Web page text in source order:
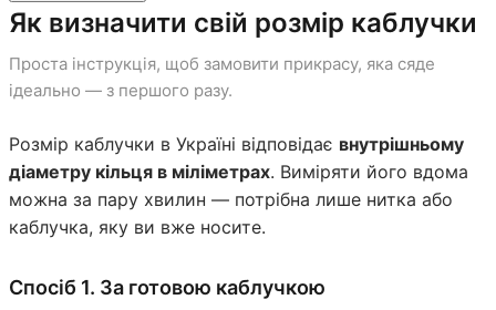
Як визначити свій розмір каблучки
Проста інструкція, щоб замовити прикрасу, яка сяде
ідеально — з першого разу.
Розмір каблучки в Україні відповідає внутрішньому
діаметру кільця в міліметрах. Виміряти його вдома
можна за пару хвилин — потрібна лише нитка або
каблучка, яку ви вже носите.
Спосіб 1. За готовою каблучкою